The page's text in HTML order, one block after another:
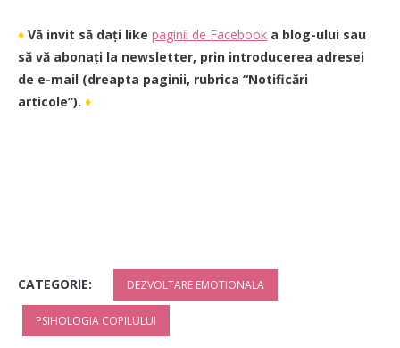
♦ Vă invit să dați like paginii de Facebook a blog-ului sau
să vă abonați la newsletter, prin introducerea adresei
de e-mail (dreapta paginii, rubrica “Notificări
articole”). ♦
CATEGORIE: DEZVOLTARE EMOTIONALA
PSIHOLOGIA COPILULUI